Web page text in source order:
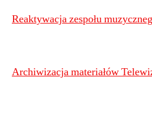
Reaktywacja zespołu
Archiwizacja materiałów